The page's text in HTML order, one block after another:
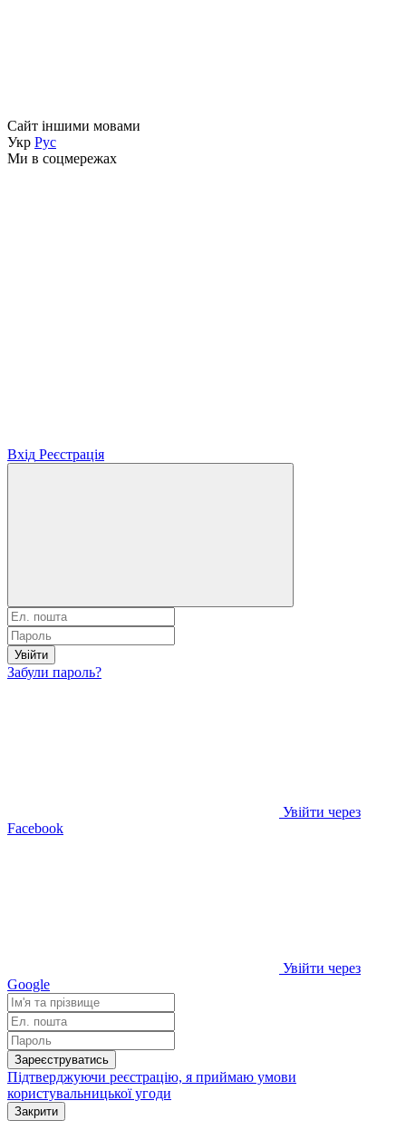
Сайт іншими мовами
Укр Рус
Ми в соцмережах
Вхід Реєстрація
Увійти
Забули пароль?
Увійти через
Facebook
Увійти через
Google
Зареєструватись
Підтверджуючи реєстрацію, я приймаю умови
користувальницької угоди
Закрити